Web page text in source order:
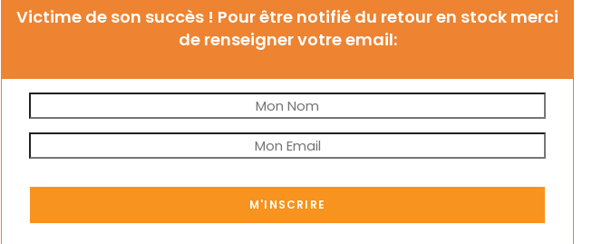
Victime de son succès ! Pour être notifié du retour en stock merci
de renseigner votre email:
M'INSCRIRE